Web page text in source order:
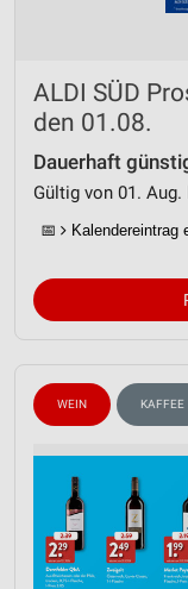
ALDI SÜD
den 01.08.
Dauerhaft
Gültig von 01. Aug.
📅 Kalendereintrag
WEIN KAFFEE